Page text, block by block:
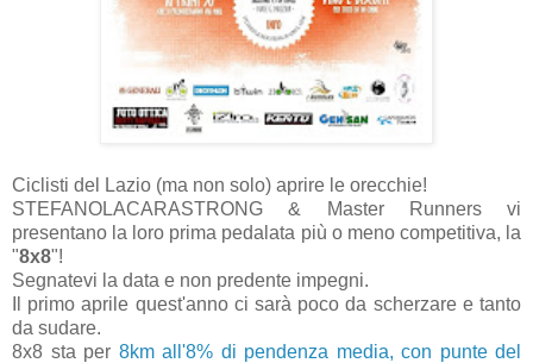
Ciclisti del Lazio (ma non solo) aprire le orecchie!
STEFANOLACARASTRONG & Master Runners vi
presentano la loro prima pedalata più o meno competitiva , la
"8x8"!
Segnatevi la data e non predente impegni.
Il primo aprile quest'anno ci sarà poco da scherzare e tanto
da sudare.
8x8 sta per 8km all'8% di pendenza media, con punte del